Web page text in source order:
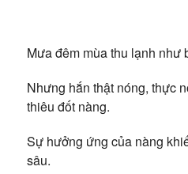
Mưa đêm mùa thu lạnh như
Nhưng hắn thật nóng, thực
thiêu đốt nàng.
Sự hưởng ứng của nàng
sâu.